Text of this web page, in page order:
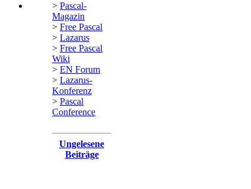
> Pascal-
Magazin
> Free Pascal
> Lazarus
> Free Pascal
Wiki
> EN Forum
> Lazarus-
Konferenz
> Pascal
Conference
Ungelesene
Beiträge